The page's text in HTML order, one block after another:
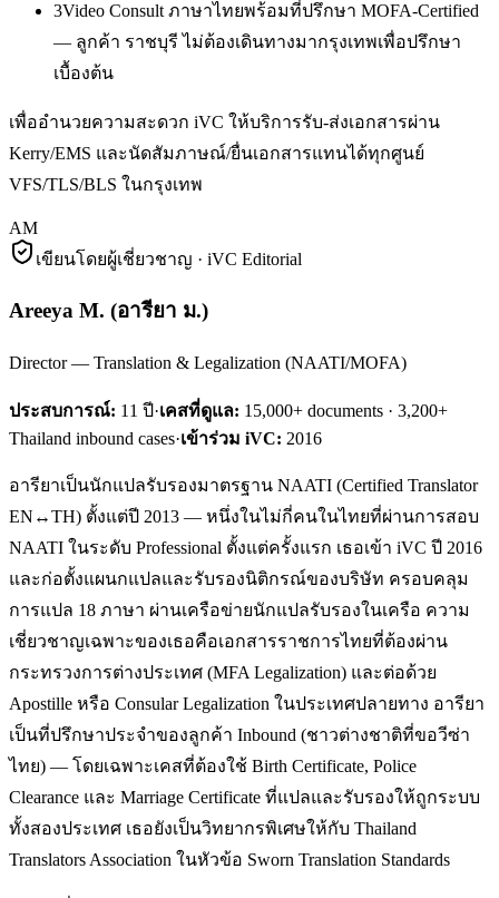
3Video Consult ภาษาไทยพร้อมที่ปรึกษา MOFA-Certified
— ลูกค้า ราชบุรี ไม่ต้องเดินทางมากรุงเทพเพื่อปรึกษา
เบื้องต้น
เพื่ออำนวยความสะดวก iVC ให้บริการรับ-ส่งเอกสารผ่าน
Kerry/EMS และนัดสัมภาษณ์/ยื่นเอกสารแทนได้ทุกศูนย์
VFS/TLS/BLS ในกรุงเทพ
AM
เขียนโดยผู้เชี่ยวชาญ · iVC Editorial
Areeya M. (อารียา ม.)
Director — Translation & Legalization (NAATI/MOFA)
ประสบการณ์: 11 ปี·เคสที่ดูแล: 15,000+ documents · 3,200+
Thailand inbound cases·เข้าร่วม iVC: 2016
อารียาเป็นนักแปลรับรองมาตรฐาน NAATI (Certified Translator
EN↔TH) ตั้งแต่ปี 2013 — หนึ่งในไม่กี่คนในไทยที่ผ่านการสอบ
NAATI ในระดับ Professional ตั้งแต่ครั้งแรก เธอเข้า iVC ปี 2016
และก่อตั้งแผนกแปลและรับรองนิติกรณ์ของบริษัท ครอบคลุม
การแปล 18 ภาษา ผ่านเครือข่ายนักแปลรับรองในเครือ ความ
เชี่ยวชาญเฉพาะของเธอคือเอกสารราชการไทยที่ต้องผ่าน
กระทรวงการต่างประเทศ (MFA Legalization) และต่อด้วย
Apostille หรือ Consular Legalization ในประเทศปลายทาง อารียา
เป็นที่ปรึกษาประจำของลูกค้า Inbound (ชาวต่างชาติที่ขอวีซ่า
ไทย) — โดยเฉพาะเคสที่ต้องใช้ Birth Certificate, Police
Clearance และ Marriage Certificate ที่แปลและรับรองให้ถูกระบบ
ทั้งสองประเทศ เธอยังเป็นวิทยากรพิเศษให้กับ Thailand
Translators Association ในหัวข้อ Sworn Translation Standards